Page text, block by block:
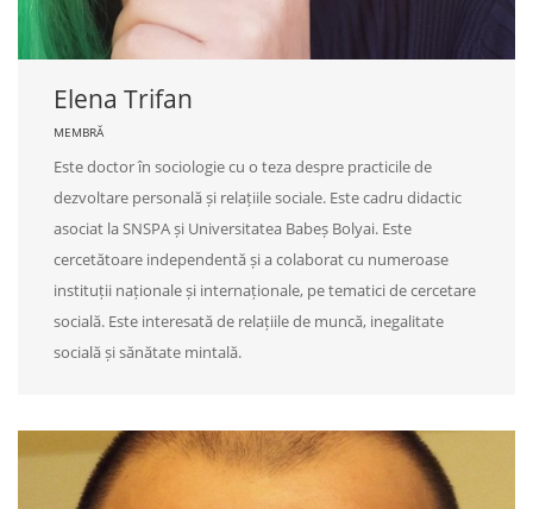
Elena Trifan
MEMBRĂ
Este doctor în sociologie cu o teza despre practicile de
dezvoltare personală și relațiile sociale. Este cadru didactic
asociat la SNSPA și Universitatea Babeș Bolyai. Este
cercetătoare independentă și a colaborat cu numeroase
instituții naționale și internaționale, pe tematici de cercetare
socială. Este interesată de relațiile de muncă, inegalitate
socială și sănătate mintală.